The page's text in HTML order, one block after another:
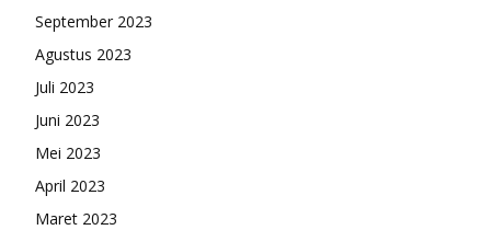
September 2023
Agustus 2023
Juli 2023
Juni 2023
Mei 2023
April 2023
Maret 2023